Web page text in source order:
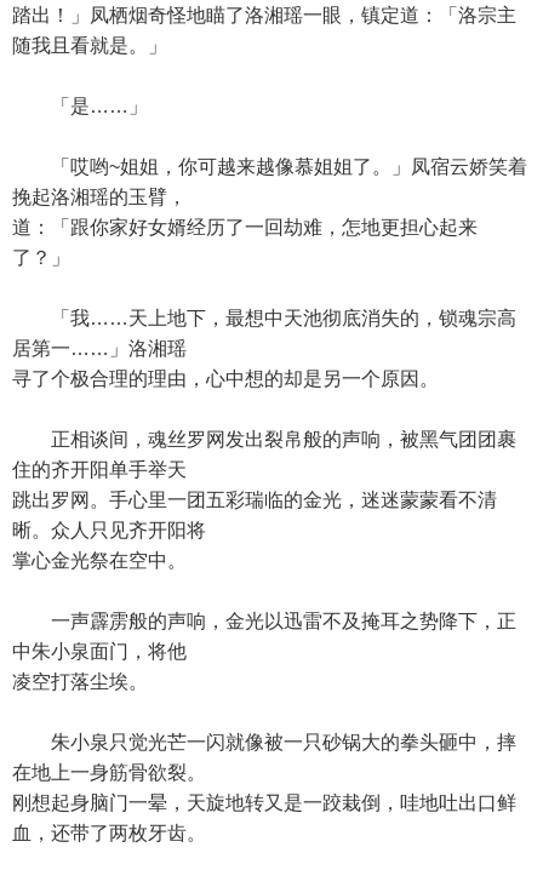
踏出！」凤栖烟奇怪地瞄了洛湘瑶一眼，镇定道：「洛宗主
随我且看就是。」
「是……」
「哎哟~姐姐，你可越来越像慕姐姐了。」凤宿云娇笑着
挽起洛湘瑶的玉臂，
道：「跟你家好女婿经历了一回劫难，怎地更担心起来
了？」
「我……天上地下，最想中天池彻底消失的，锁魂宗高
居第一……」洛湘瑶
寻了个极合理的理由，心中想的却是另一个原因。
正相谈间，魂丝罗网发出裂帛般的声响，被黑气团团裹
住的齐开阳单手举天
跳出罗网。手心里一团五彩瑞临的金光，迷迷蒙蒙看不清
晰。众人只见齐开阳将
掌心金光祭在空中。
一声霹雳般的声响，金光以迅雷不及掩耳之势降下，正
中朱小泉面门，将他
凌空打落尘埃。
朱小泉只觉光芒一闪就像被一只砂锅大的拳头砸中，摔
在地上一身筋骨欲裂。
刚想起身脑门一晕，天旋地转又是一跤栽倒，哇地吐出口鲜
血，还带了两枚牙齿。